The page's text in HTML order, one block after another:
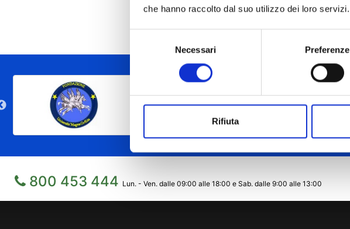
che hanno raccolto dal suo utilizzo dei loro servizi.
Necessari Preferenze
Rifiuta
Brochure informativa
800 453 444 Lun. - Ven. dalle 09:00 alle 18:00 e Sab. dalle 9:00 alle 13:00